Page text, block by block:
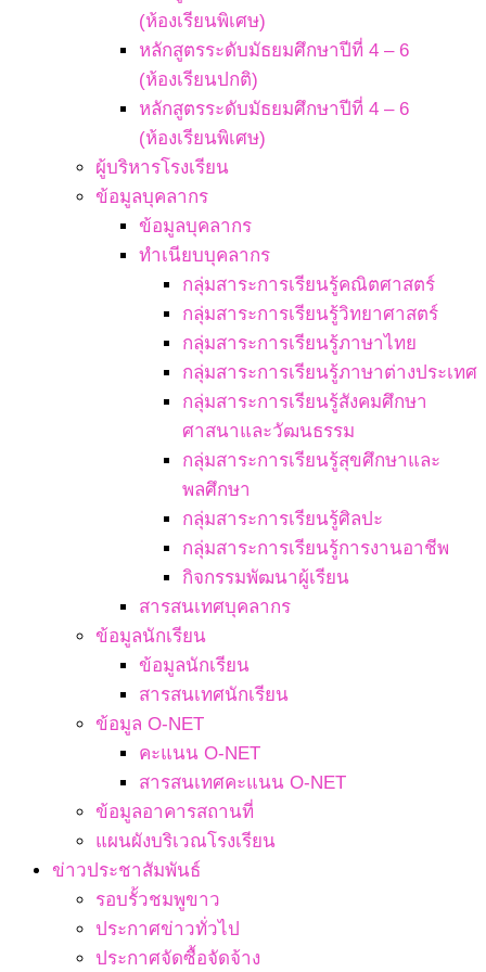
(ห้องเรียนพิเศษ)
หลักสูตรระดับมัธยมศึกษาปีที่ 4 – 6
(ห้องเรียนปกติ)
หลักสูตรระดับมัธยมศึกษาปีที่ 4 – 6
(ห้องเรียนพิเศษ)
ผู้บริหารโรงเรียน
ข้อมูลบุคลากร
ข้อมูลบุคลากร
ทำเนียบบุคลากร
กลุ่มสาระการเรียนรู้คณิตศาสตร์
กลุ่มสาระการเรียนรู้วิทยาศาสตร์
กลุ่มสาระการเรียนรู้ภาษาไทย
กลุ่มสาระการเรียนรู้ภาษาต่างประเทศ
กลุ่มสาระการเรียนรู้สังคมศึกษา
ศาสนาและวัฒนธรรม
กลุ่มสาระการเรียนรู้สุขศึกษาและ
พลศึกษา
กลุ่มสาระการเรียนรู้ศิลปะ
กลุ่มสาระการเรียนรู้การงานอาชีพ
กิจกรรมพัฒนาผู้เรียน
สารสนเทศบุคลากร
ข้อมูลนักเรียน
ข้อมูลนักเรียน
สารสนเทศนักเรียน
ข้อมูล O-NET
คะแนน O-NET
สารสนเทศคะแนน O-NET
ข้อมูลอาคารสถานที่
แผนผังบริเวณโรงเรียน
ข่าวประชาสัมพันธ์
รอบรั้วชมพูขาว
ประกาศข่าวทั่วไป
ประกาศจัดซื้อจัดจ้าง